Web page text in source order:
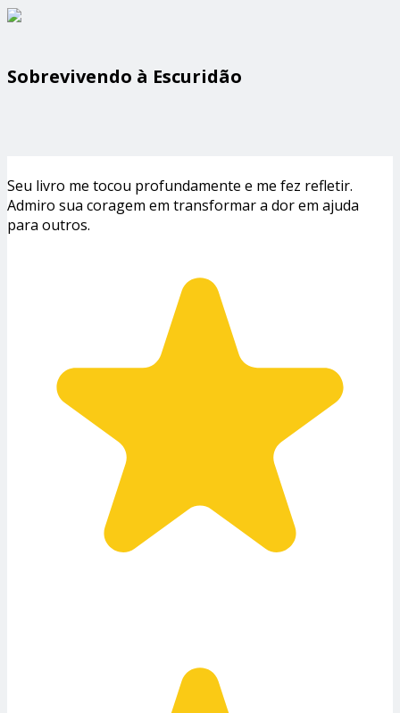
Sobrevivendo à Escuridão
Seu livro me tocou profundamente e me fez refletir.
Admiro sua coragem em transformar a dor em ajuda
para outros.